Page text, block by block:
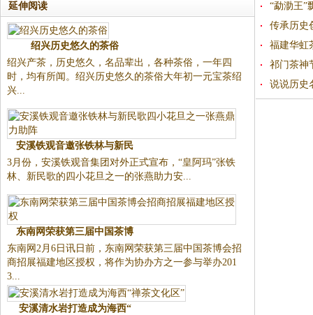
延伸阅读
绍兴历史悠久的茶俗
绍兴产茶，历史悠久，名品辈出，各种茶俗，一年四
时，均有所闻。绍兴历史悠久的茶俗大年初一元宝茶绍
兴...
安溪铁观音邀张铁林与新民
3月份，安溪铁观音集团对外正式宣布，“皇阿玛”张铁
林、新民歌的四小花旦之一的张燕助力安...
东南网荣获第三届中国茶博
东南网2月6日讯日前，东南网荣获第三届中国茶博会招
商招展福建地区授权，将作为协办方之一参与举办201
3...
安溪清水岩打造成为海西“
“勐泐王”
传承历史
福建华虹
祁门茶神
说说历史